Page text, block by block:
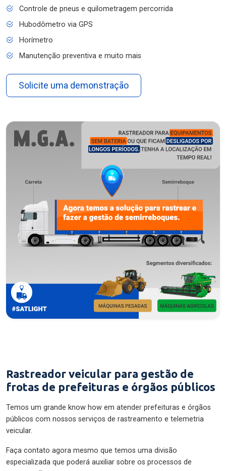
Controle de pneus e quilometragem percorrida
Hubodômetro via GPS
Horímetro
Manutenção preventiva e muito mais
Solicite uma demonstração
Rastreador veicular para gestão de
frotas de prefeituras e órgãos públicos
Temos um grande know how em atender prefeituras e órgãos
públicos com nossos serviços de rastreamento e telemetria
veicular.
Faça contato agora mesmo que temos uma divisão
especializada que poderá auxiliar sobre os processos de